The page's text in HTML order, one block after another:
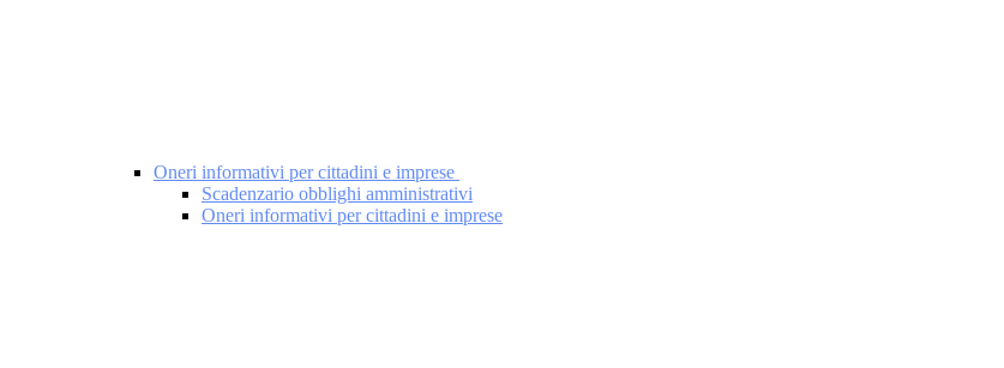
Oneri informativi per cittadini e imprese
Scadenzario obblighi amministrativi
Oneri informativi per cittadini e imprese